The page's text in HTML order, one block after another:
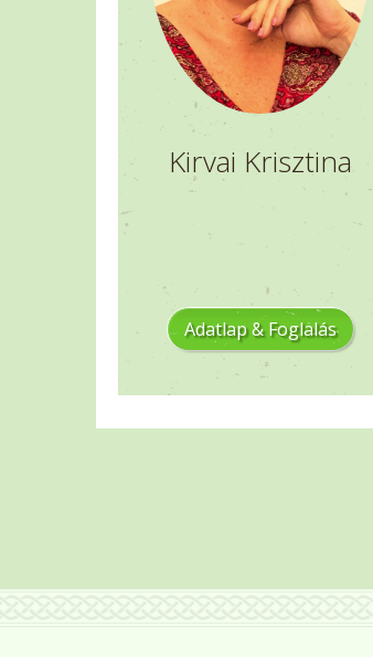
Kirvai Krisztina
Adatlap & Foglalás